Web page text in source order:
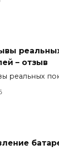
– отзыв
реальных